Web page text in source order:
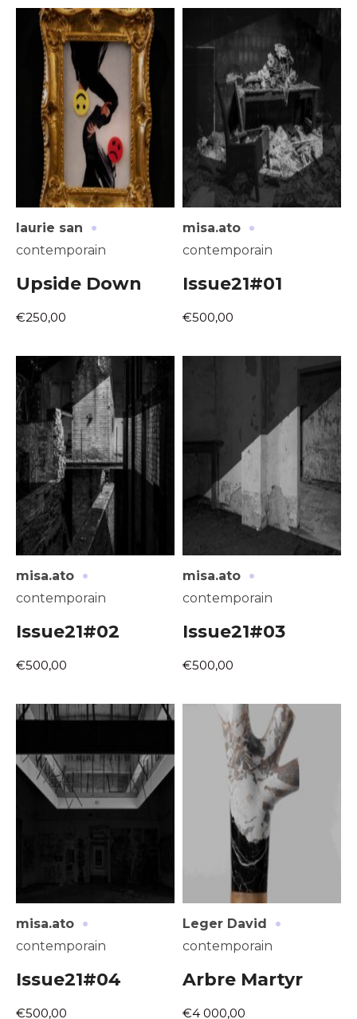
laurie san ·
contemporain
Upside Down
€250,00
misa.ato ·
contemporain
Issue21#01
€500,00
misa.ato ·
contemporain
Issue21#02
€500,00
misa.ato ·
contemporain
Issue21#03
€500,00
misa.ato ·
contemporain
Issue21#04
€500,00
Leger David ·
contemporain
Arbre Martyr
€4 000,00